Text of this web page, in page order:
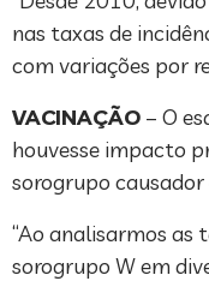
nas taxas de
com variações por
VACINAÇÃO – O
houvesse impacto
sorogrupo causador
“Ao analisarmos as
sorogrupo W em